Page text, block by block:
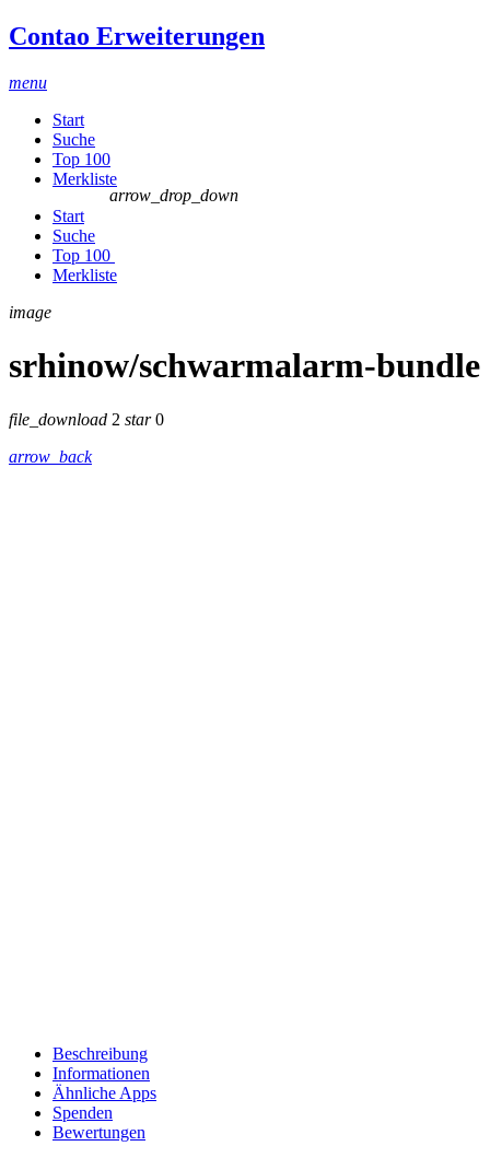
Contao Erweiterungen
menu
Start
Suche
Top 100
Merkliste
Start
Suche
Top 100
arrow_drop_down
Merkliste
image
srhinow/schwarmalarm-bundle
file_download 2 star0
arrow_back
Beschreibung
Informationen
Ähnliche Apps
Spenden
Bewertungen